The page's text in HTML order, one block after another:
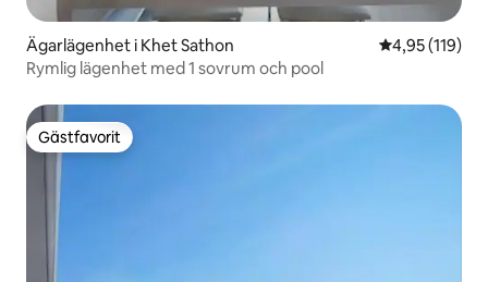
Ägarlägenhet i Khet Sathon 4,95 av 5 i
4,95 (119)
Rymlig lägenhet med 1 sovrum och pool
Gästfavorit
Gästfavorit